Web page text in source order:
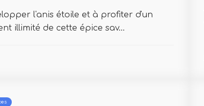
l'anis étoile et à profiter d'un
illimité de cette épice sav...